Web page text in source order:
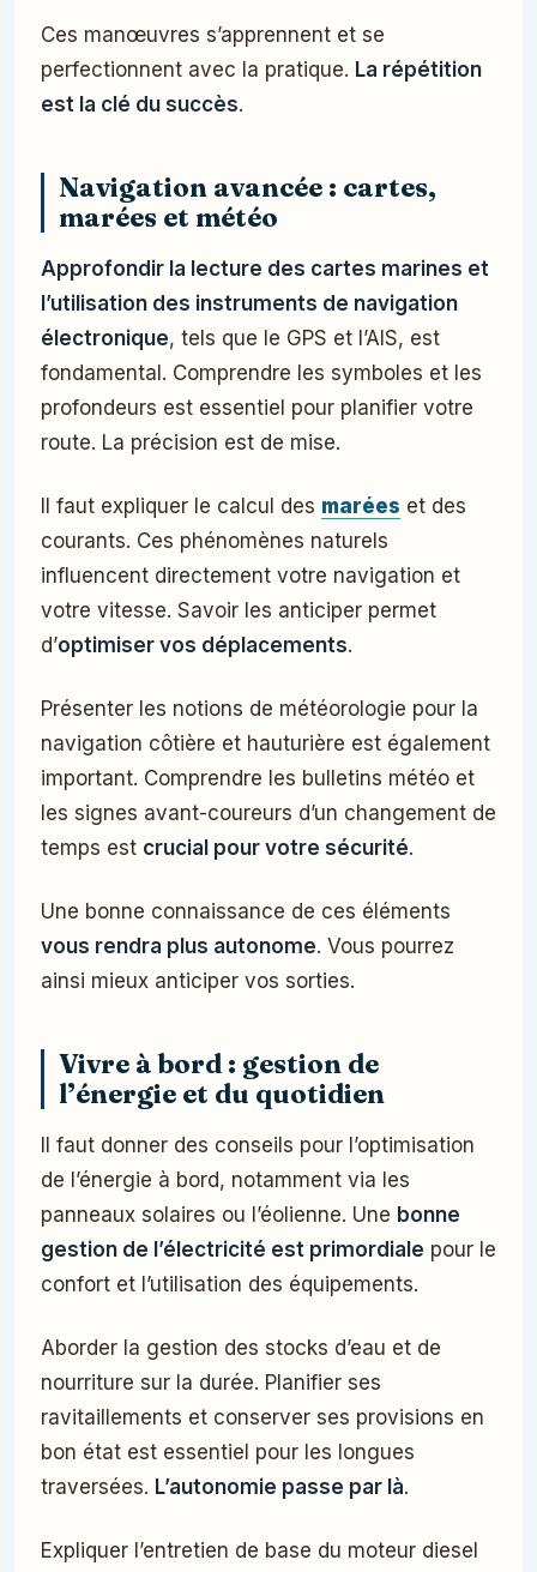
Ces manœuvres s’apprennent et se
perfectionnent avec la pratique. La répétition
est la clé du succès.
Navigation avancée : cartes,
marées et météo
Approfondir la lecture des cartes marines et
l’utilisation des instruments de navigation
électronique, tels que le GPS et l’AIS, est
fondamental. Comprendre les symboles et les
profondeurs est essentiel pour planifier votre
route. La précision est de mise.
Il faut expliquer le calcul des marées et des
courants. Ces phénomènes naturels
influencent directement votre navigation et
votre vitesse. Savoir les anticiper permet
d’optimiser vos déplacements.
Présenter les notions de météorologie pour la
navigation côtière et hauturière est également
important. Comprendre les bulletins météo et
les signes avant-coureurs d’un changement de
temps est crucial pour votre sécurité.
Une bonne connaissance de ces éléments
vous rendra plus autonome. Vous pourrez
ainsi mieux anticiper vos sorties.
Vivre à bord : gestion de
l’énergie et du quotidien
Il faut donner des conseils pour l’optimisation
de l’énergie à bord, notamment via les
panneaux solaires ou l’éolienne. Une bonne
gestion de l’électricité est primordiale pour le
confort et l’utilisation des équipements.
Aborder la gestion des stocks d’eau et de
nourriture sur la durée. Planifier ses
ravitaillements et conserver ses provisions en
bon état est essentiel pour les longues
traversées. L’autonomie passe par là.
Expliquer l’entretien de base du moteur diesel